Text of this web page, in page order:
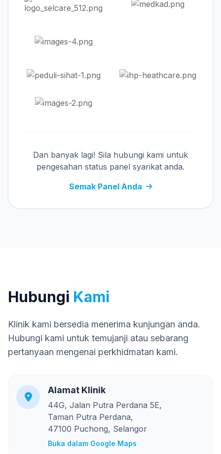
Dan banyak lagi! Sila hubungi kami untuk
pengesahan status panel syarikat anda.
Semak Panel Anda
Hubungi Kami
Klinik kami bersedia menerima kunjungan anda.
Hubungi kami untuk temujanji atau sebarang
pertanyaan mengenai perkhidmatan kami.
Alamat Klinik
44G, Jalan Putra Perdana 5E,
Taman Putra Perdana,
47100 Puchong, Selangor
Buka dalam Google Maps